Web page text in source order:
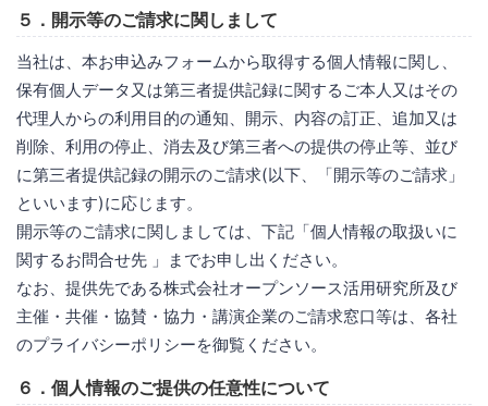
５．開示等のご請求に関しまして
当社は、本お申込みフォームから取得する個人情報に関し、
保有個人データ又は第三者提供記録に関するご本人又はその
代理人からの利用目的の通知、開示、内容の訂正、追加又は
削除、利用の停止、消去及び第三者への提供の停止等、並び
に第三者提供記録の開示のご請求(以下、「開示等のご請求」
といいます)に応じます。
開示等のご請求に関しましては、下記「個人情報の取扱いに
関するお問合せ先 」までお申し出ください。
なお、提供先である株式会社オープンソース活用研究所及び
主催・共催・協賛・協力・講演企業のご請求窓口等は、各社
のプライバシーポリシーを御覧ください。
６．個人情報のご提供の任意性について